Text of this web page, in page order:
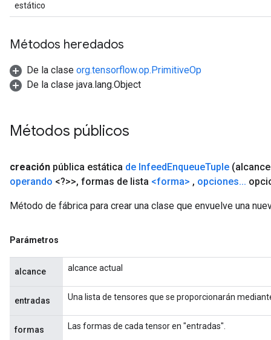
estático
Métodos heredados
De la clase org.tensorflow.op.PrimitiveOp
De la clase java.lang.Object
Métodos públicos
creación pública estática de InfeedEnqueueTuple
operando <?>>, formas de lista <forma> , opciones...
Método de fábrica para crear una clase que envuelve una
Parámetros
alcance alcance actual
entradas Una lista de tensores que se proporcionarán
formas Las formas de cada tensor en "entradas".